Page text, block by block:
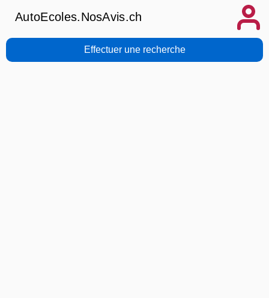
AutoEcoles.NosAvis.ch
Effectuer une recherche